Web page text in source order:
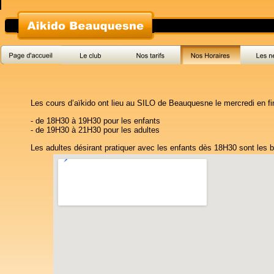
Les cours d’aïkido ont lieu au SILO de Beauquesne le mercredi en
- de 18H30 à 19H30 pour les enfants
- de 19H30 à 21H30 pour les adultes
Les adultes désirant pratiquer avec les enfants dès 18H30 sont les